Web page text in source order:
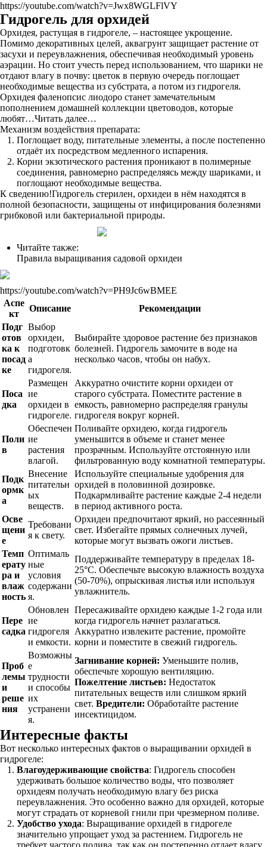
https://youtube.com/watch?v=Jwx8WGLFlVY
Гидрогель для орхидей
Орхидея, растущая в гидрогеле, – настоящее укрощение.
Помимо декоративных целей, аквагрунт защищает растение от
засухи и переувлажнения, обеспечивая необходимый уровень
аэрации. Но стоит учесть перед использованием, что шарики не
отдают влагу в почву: цветок в первую очередь поглощает
необходимые вещества из субстрата, а потом из гидрогеля.
Орхидея фаленопсис лиодоро станет замечательным
пополнением домашней коллекции цветоводов, которые
любят…Читать далее…
Механизм воздействия препарата:
Поглощает воду, питательные элементы, а после постепенно
отдаёт их посредством медленного испарения.
Корни экзотического растения проникают в полимерные
соединения, равномерно распределяясь между шариками, и
поглощают необходимые вещества.
К сведению!Гидрогель стерилен, орхидеи в нём находятся в
полной безопасности, защищены от инфицирования болезнями
грибковой или бактериальной природы.
Читайте также:
Правила выращивания садовой орхидеи
https://youtube.com/watch?v=PH9Jc6wBMEE
Аспе
кт
Описание
Рекомендации
Подг
отов
ка к
посад
ке
Выбор
орхидеи,
подготовк
а
гидрогеля.
Выбирайте здоровое растение без признаков
болезней. Гидрогель замочите в воде на
несколько часов, чтобы он набух.
Поса
дка
Размещен
ие
орхидеи в
гидрогеле.
Аккуратно очистите корни орхидеи от
старого субстрата. Поместите растение в
емкость, равномерно распределяя гранулы
гидрогеля вокруг корней.
Поли
в
Обеспечен
ие
растения
влагой.
Поливайте орхидею, когда гидрогель
уменьшится в объеме и станет менее
прозрачным. Используйте отстоянную или
фильтрованную воду комнатной температуры.
Подк
ормк
а
Внесение
питательн
ых
веществ.
Используйте специальные удобрения для
орхидей в половинной дозировке.
Подкармливайте растение каждые 2-4 недели
в период активного роста.
Осве
щени
е
Требовани
я к свету.
Орхидеи предпочитают яркий, но рассеянный
свет. Избегайте прямых солнечных лучей,
которые могут вызвать ожоги листьев.
Темп
ерату
ра и
влаж
ность
Оптималь
ные
условия
содержани
я.
Поддерживайте температуру в пределах 18-
25°C. Обеспечьте высокую влажность воздуха
(50-70%), опрыскивая листья или используя
увлажнитель.
Пере
садка
Обновлен
ие
гидрогеля
и емкости.
Пересаживайте орхидею каждые 1-2 года или
когда гидрогель начнет разлагаться.
Аккуратно извлеките растение, промойте
корни и поместите в свежий гидрогель.
Проб
лемы
и
реше
ния
Возможны
е
трудности
и способы
их
устранени
я.
Загнивание корней: Уменьшите полив,
обеспечьте хорошую вентиляцию.
Пожелтение листьев: Недостаток
питательных веществ или слишком яркий
свет. Вредители: Обработайте растение
инсектицидом.
Интересные факты
Вот несколько интересных фактов о выращивании орхидей в
гидрогеле:
Влагоудерживающие свойства: Гидрогель способен
удерживать большое количество воды, что позволяет
орхидеям получать необходимую влагу без риска
переувлажнения. Это особенно важно для орхидей, которые
могут страдать от корневой гнили при чрезмерном поливе.
Удобство ухода: Выращивание орхидей в гидрогеле
значительно упрощает уход за растением. Гидрогель не
требует частого полива, так как он постепенно отдает влагу